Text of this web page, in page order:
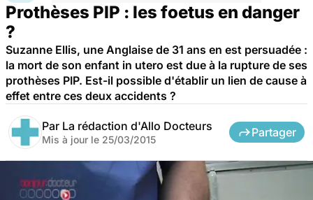
Prothèses PIP : les foetus en danger
?
Suzanne Ellis, une Anglaise de 31 ans en est persuadée :
la mort de son enfant in utero est due à la rupture de ses
prothèses PIP. Est-il possible d'établir un lien de cause à
effet entre ces deux accidents ?
Par La rédaction d'Allo Docteurs
Mis à jour le 25/03/2015
Partager